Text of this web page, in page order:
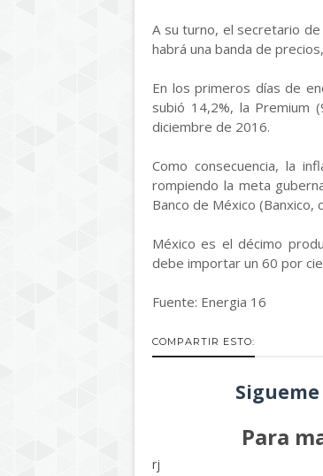
A su turno, el secretario
habrá una banda de
En los primeros días de
subió 14,2%, la Premium
diciembre de 2016.
Como consecuencia, la
rompiendo la meta
Banco de México (Banxico,
México es el décimo
debe importar un 60 por
Fuente: Energia 16
COMPARTIR ESTO:
Para
rj